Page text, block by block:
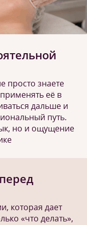
которая дает
«что делать»,
просто знаете
её в
дальше и
путь.
но и ощущение